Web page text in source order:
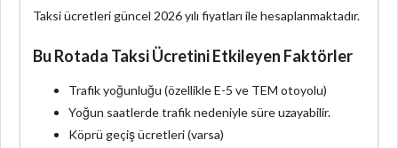
Taksi ücretleri güncel 2026 yılı fiyatları ile hesaplanmaktadır.
Bu Rotada Taksi Ücretini Etkileyen Faktörler
Trafik yoğunluğu (özellikle E-5 ve TEM otoyolu)
Yoğun saatlerde trafik nedeniyle süre uzayabilir.
Köprü geçiş ücretleri (varsa)